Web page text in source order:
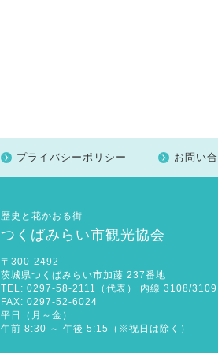
プライバシーポリシー お問い
歴史と花かおる街
つくばみらい市観光協会
〒300-2492
茨城県つくばみらい市加藤 237番地
TEL: 0297-58-2111（代表） 内線 3108/3109
FAX: 0297-52-6024
平日（月～金）
午前 8:30 ～ 午後 5:15（※祝日は除く）